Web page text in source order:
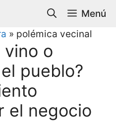
Menú
» polémica vecinal
vino o
pueblo?
el negocio